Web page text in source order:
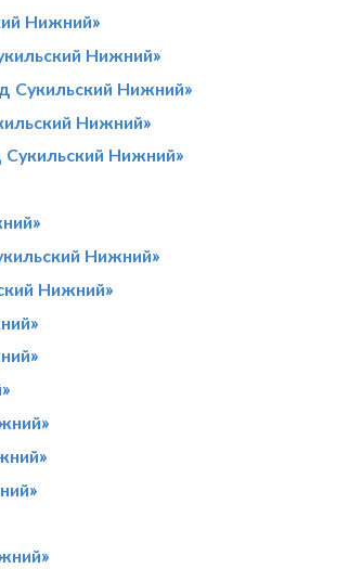
Нижний»
Нижний»
Сукильский Нижний»
Нижний»
Нижний»
Нижний»
Нижний»